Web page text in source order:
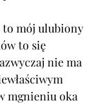
mój ulubiony
to się
nie ma
mgnieniu oka